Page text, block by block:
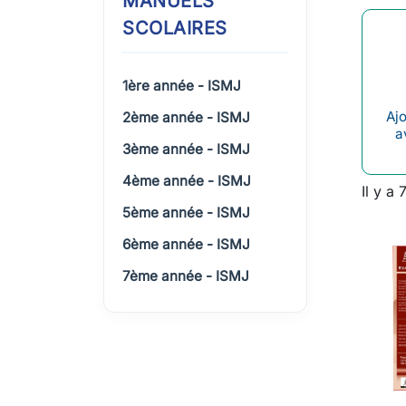
SCOLAIRES
1ère année - ISMJ
2ème année - ISMJ
3ème année - ISMJ
4ème année - ISMJ
5ème année - ISMJ
6ème année - ISMJ
7ème année - ISMJ
Il y a